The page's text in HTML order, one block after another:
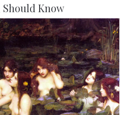
Know